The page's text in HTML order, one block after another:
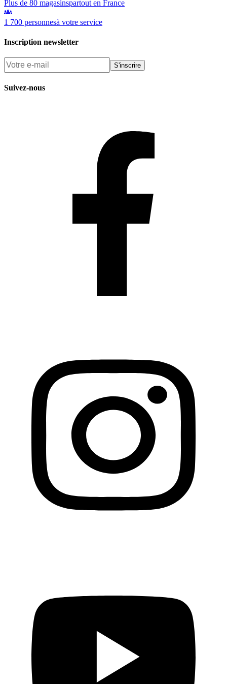
Plus de 80 magasinspartout en France
1 700 personnesà votre service
Inscription newsletter
S'inscrire
Suivez-nous